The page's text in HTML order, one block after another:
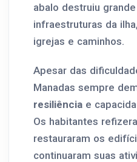
abalo destruiu
infraestruturas da
igrejas e caminhos.
Apesar das
Manadas sempre
resiliência e
Os habitantes
restauraram os
continuaram suas